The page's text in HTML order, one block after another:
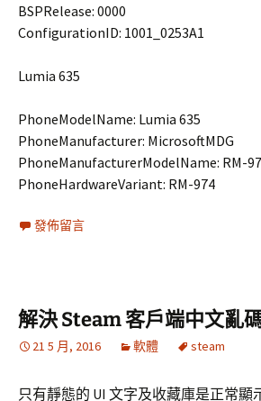
BSPRelease: 0000
ConfigurationID: 1001_0253A1
Lumia 635
PhoneModelName: Lumia 635
PhoneManufacturer: MicrosoftMDG
PhoneManufacturerModelName: RM-
PhoneHardwareVariant: RM-974
發佈留言
解決 Steam 客戶端中文亂
21 5 月, 2016 軟體 steam
只有靜態的 UI 文字及收藏庫是正常顯